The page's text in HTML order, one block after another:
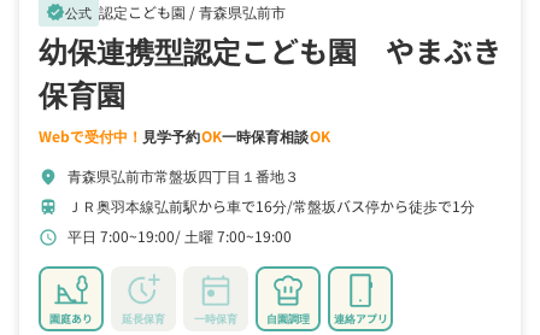
verified公式 認定こども園 /青森県弘前市
幼保連携型認定こども園 やまぶき
保育園
Webで受付中！ 見学予約OK一時保育相談OK
location_on 青森県弘前市常盤坂四丁目１番地３
train ＪＲ奥羽本線弘前駅から車で16分 常盤坂バス停から徒歩で1分
schedule 平日 7:00~19:00 土曜 7:00~19:00
園庭あり 延長保育 一時保育 自園調理 連絡アプリ